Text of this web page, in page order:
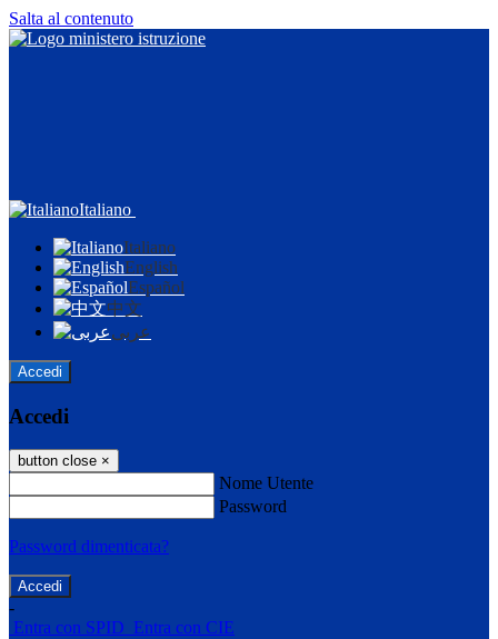
Salta al contenuto
Italiano
Italiano
English
Español
中文
عربى
Accedi
Accedi
button close ×
Nome Utente
Password
Password dimenticata?
-
Entra con SPID Entra con CIE